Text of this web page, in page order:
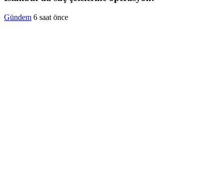
Gündem 6 saat önce